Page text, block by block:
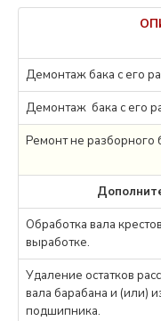
Демонтаж бака с его
Демонтаж бака с его
Ремонт не разборного
Обработка вала
выработке.
Удаление остатков
вала барабана и (или)
подшипника.